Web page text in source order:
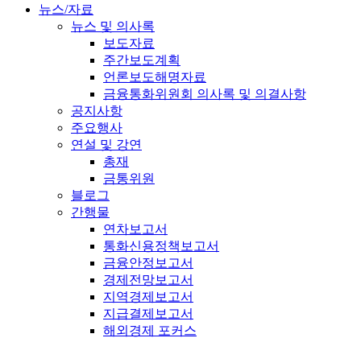
뉴스/자료
뉴스 및 의사록
보도자료
주간보도계획
언론보도해명자료
금융통화위원회 의사록 및 의결사항
공지사항
주요행사
연설 및 강연
총재
금통위원
블로그
간행물
연차보고서
통화신용정책보고서
금융안정보고서
경제전망보고서
지역경제보고서
지급결제보고서
해외경제 포커스